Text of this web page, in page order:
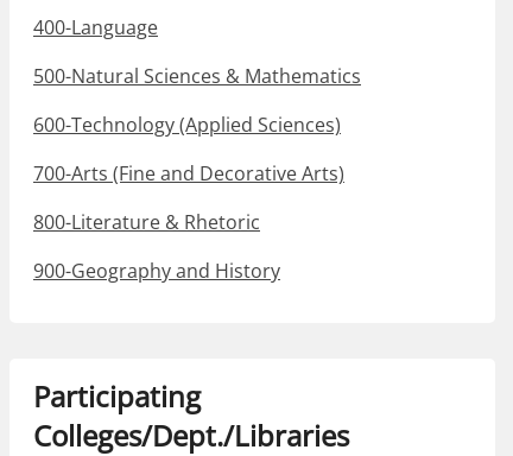
400-Language
500-Natural Sciences & Mathematics
600-Technology (Applied Sciences)
700-Arts (Fine and Decorative Arts)
800-Literature & Rhetoric
900-Geography and History
Participating
Colleges/Dept./Libraries